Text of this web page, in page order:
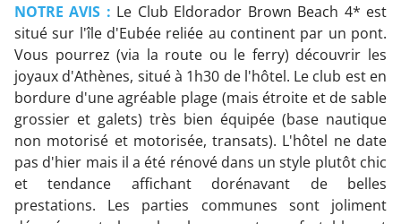
NOTRE AVIS : Le Club Eldorador Brown Beach 4* est
situé sur l'île d'Eubée reliée au continent par un pont.
Vous pourrez (via la route ou le ferry) découvrir les
joyaux d'Athènes, situé à 1h30 de l'hôtel. Le club est en
bordure d'une agréable plage (mais étroite et de sable
grossier et galets) très bien équipée (base nautique
non motorisé et motorisée, transats). L'hôtel ne date
pas d'hier mais il a été rénové dans un style plutôt chic
et tendance affichant dorénavant de belles
prestations. Les parties communes sont joliment